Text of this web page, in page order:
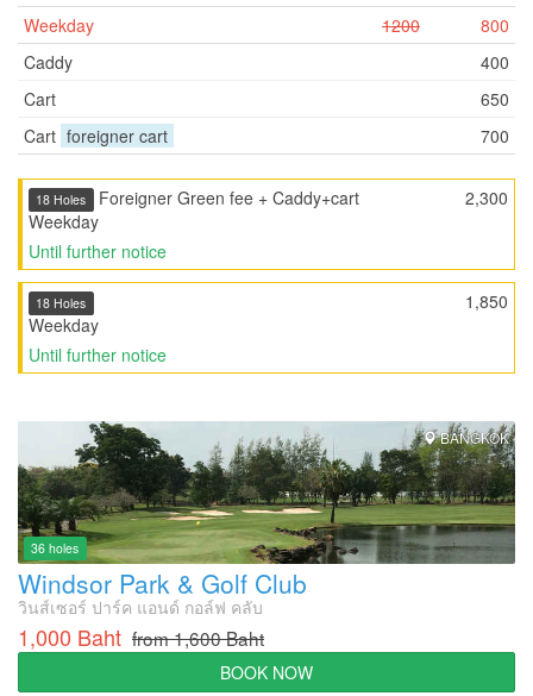
Weekday 1200
800
Caddy
400
Cart
650
Cart foreigner cart 700
2,300
18 Holes Foreigner Green fee + Caddy+cart
Weekday
Until further notice
1,850
18 Holes
Weekday
Until further notice
BANGKOK
36 holes
Windsor Park & Golf Club
วินส์เซอร์ ปาร์ค แอนด์ กอล์ฟ คลับ
1,000 Baht from 1,600 Baht
BOOK NOW